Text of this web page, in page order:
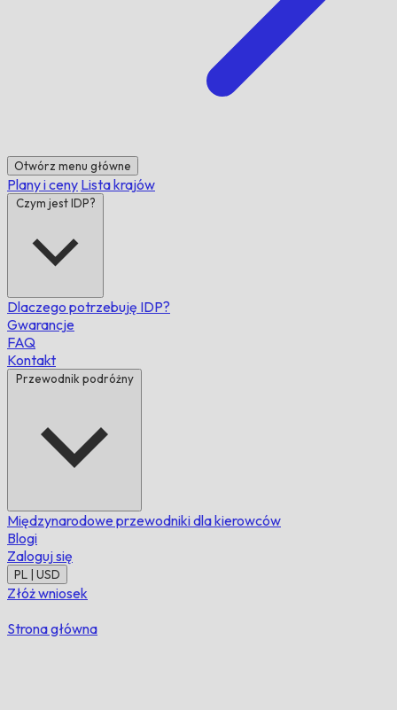
Otwórz menu główne
Plany i ceny Lista krajów
Czym jest IDP?
Dlaczego potrzebuję IDP?
Gwarancje
FAQ
Kontakt
Przewodnik podróżny
Międzynarodowe przewodniki dla kierowców
Blogi
Zaloguj się
PL | USD
Złóż wniosek
Strona główna